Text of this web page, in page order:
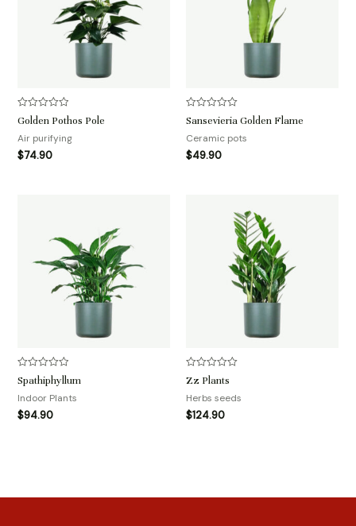
评
分
0
&sol;
5
Golden Pothos Pole
Air purifying
$74.90
评
分
0
&sol;
5
Sansevieria Golden Flame
Ceramic pots
$49.90
评
分
0
&sol;
5
Spathiphyllum
Indoor Plants
$94.90
评
分
0
&sol;
5
Zz Plants
Herbs seeds
$124.90